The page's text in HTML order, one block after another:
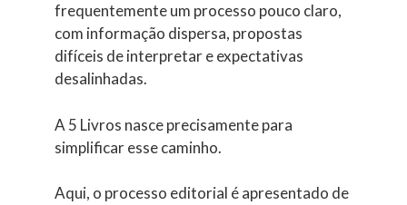
frequentemente um processo pouco claro,
com informação dispersa, propostas
difíceis de interpretar e expectativas
desalinhadas.
A 5 Livros nasce precisamente para
simplificar esse caminho.
Aqui, o processo editorial é apresentado de